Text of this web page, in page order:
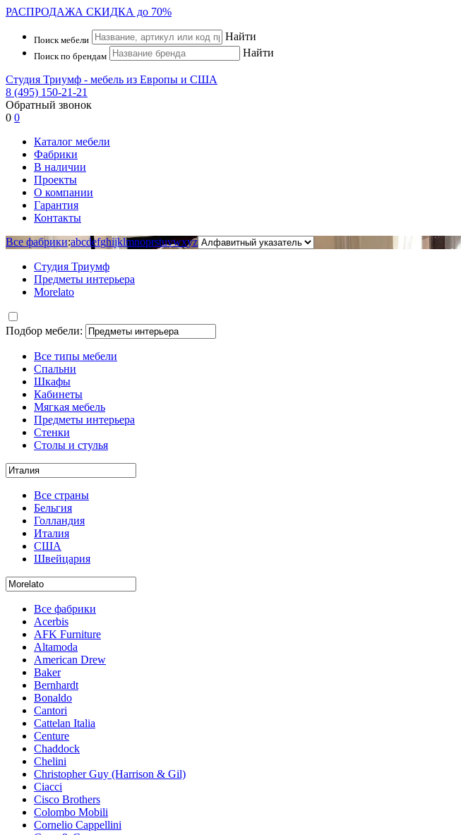
РАСПРОДАЖА СКИДКА до 70%
Поиск мебели Найти
Поиск по брендам Найти
Студия Триумф - мебель из Европы и США
8 (495) 150-21-21
Обратный звонок
0 0
Каталог мебели
Фабрики
В наличии
Проекты
О компании
Гарантия
Контакты
Все фабрики:abcdefghijklmnoprstuvwxyz
Студия Триумф
Предметы интерьера
Morelato
Подбор мебели:
Все типы мебели
Спальни
Шкафы
Кабинеты
Мягкая мебель
Предметы интерьера
Стенки
Столы и стулья
Все страны
Бельгия
Голландия
Италия
США
Швейцария
Все фабрики
Acerbis
AFK Furniture
Altamoda
American Drew
Baker
Bernhardt
Bonaldo
Cantori
Cattelan Italia
Centure
Chaddock
Chelini
Christopher Guy (Harrison & Gil)
Ciacci
Cisco Brothers
Colombo Mobili
Cornelio Cappellini